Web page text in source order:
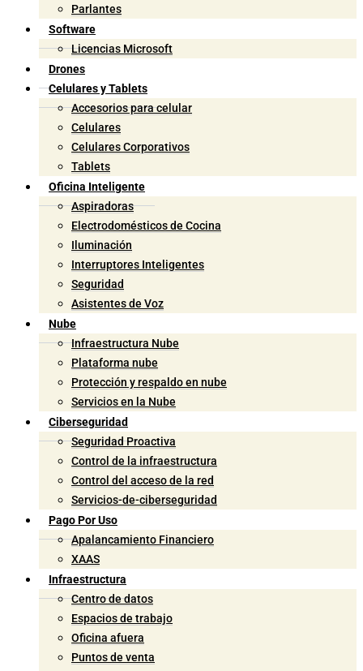
Parlantes
Software
Licencias Microsoft
Drones
Celulares y Tablets
Accesorios para celular
Celulares
Celulares Corporativos
Tablets
Oficina Inteligente
Aspiradoras
Electrodomésticos de Cocina
Iluminación
Interruptores Inteligentes
Seguridad
Asistentes de Voz
Nube
Infraestructura Nube
Plataforma nube
Protección y respaldo en nube
Servicios en la Nube
Ciberseguridad
Seguridad Proactiva
Control de la infraestructura
Control del acceso de la red
Servicios-de-ciberseguridad
Pago Por Uso
Apalancamiento Financiero
XAAS
Infraestructura
Centro de datos
Espacios de trabajo
Oficina afuera
Puntos de venta